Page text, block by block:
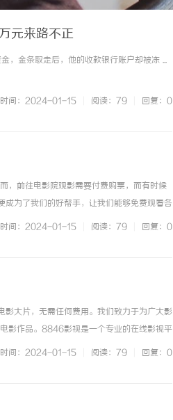
元来路不正
，金条取走后，他的收款银行账户却被冻 ...
时间：2024-01-15 阅读：79 回复：0
，前往电影院观影需要付费购票，而有时候
为了我们的好帮手，让我们能够免费观看各
无论你是喜欢浪漫爱情片、刺激动作片还是
时间：2024-01-15 阅读：79 回复：0
大片，无需任何费用。我们致力于为广大影
影作品。8846影视是一个专业的在线影视平
观影体验。您可以根据自己的喜好选择不同
时间：2024-01-15 阅读：79 回复：0